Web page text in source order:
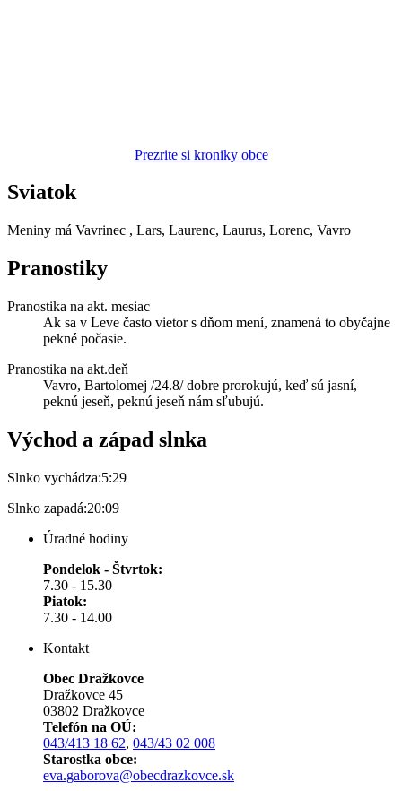
Prezrite si kroniky obce
Sviatok
Meniny má Vavrinec , Lars, Laurenc, Laurus, Lorenc, Vavro
Pranostiky
Pranostika na akt. mesiac
Ak sa v Leve často vietor s dňom mení, znamená to obyčajne
pekné počasie.
Pranostika na akt.deň
Vavro, Bartolomej /24.8/ dobre prorokujú, keď sú jasní,
peknú jeseň, peknú jeseň nám sľubujú.
Východ a západ slnka
Slnko vychádza:5:29
Slnko zapadá:20:09
Úradné hodiny
Pondelok - Štvrtok:
7.30 - 15.30
Piatok:
7.30 - 14.00
Kontakt
Obec Dražkovce
Dražkovce 45
03802 Dražkovce
Telefón na OÚ:
043/413 18 62, 043/43 02 008
Starostka obce:
eva.gaborova@obecdrazkovce.sk